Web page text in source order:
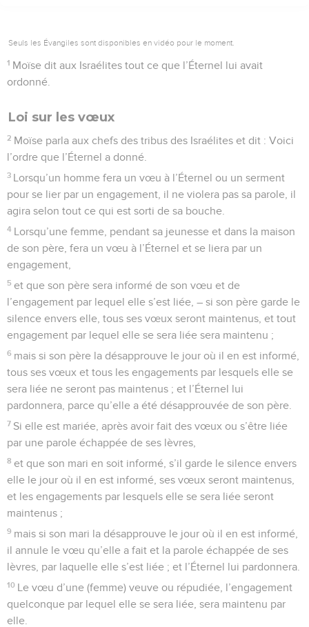
Seuls les Évangiles sont disponibles en vidéo pour le moment.
1 Moïse dit aux Israélites tout ce que l’Éternel lui avait
ordonné.
Loi sur les vœux
2 Moïse parla aux chefs des tribus des Israélites et dit : Voici
l’ordre que l’Éternel a donné.
3 Lorsqu’un homme fera un vœu à l’Éternel ou un serment
pour se lier par un engagement, il ne violera pas sa parole, il
agira selon tout ce qui est sorti de sa bouche.
4 Lorsqu’une femme, pendant sa jeunesse et dans la maison
de son père, fera un vœu à l’Éternel et se liera par un
engagement,
5 et que son père sera informé de son vœu et de
l’engagement par lequel elle s’est liée, – si son père garde le
silence envers elle, tous ses vœux seront maintenus, et tout
engagement par lequel elle se sera liée sera maintenu ;
6 mais si son père la désapprouve le jour où il en est informé,
tous ses vœux et tous les engagements par lesquels elle se
sera liée ne seront pas maintenus ; et l’Éternel lui
pardonnera, parce qu’elle a été désapprouvée de son père.
7 Si elle est mariée, après avoir fait des vœux ou s’être liée
par une parole échappée de ses lèvres,
8 et que son mari en soit informé, s’il garde le silence envers
elle le jour où il en est informé, ses vœux seront maintenus,
et les engagements par lesquels elle se sera liée seront
maintenus ;
9 mais si son mari la désapprouve le jour où il en est informé,
il annule le vœu qu’elle a fait et la parole échappée de ses
lèvres, par laquelle elle s’est liée ; et l’Éternel lui pardonnera.
10 Le vœu d’une (femme) veuve ou répudiée, l’engagement
quelconque par lequel elle se sera liée, sera maintenu par
elle.